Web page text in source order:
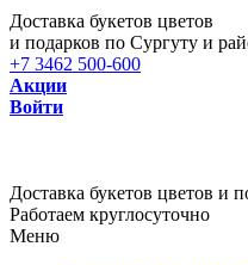
Доставка букетов цветов
и подарков по Сургуту и
+7 3462 500-600
Акции
Войти
Доставка букетов цветов и
Работаем круглосуточно
Меню